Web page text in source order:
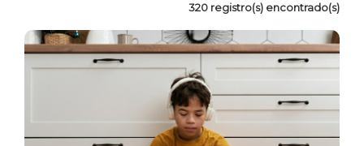
320 registro(s) encontrado(s)